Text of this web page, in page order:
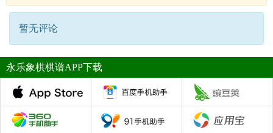
暂无评论
永乐象棋棋谱APP下载